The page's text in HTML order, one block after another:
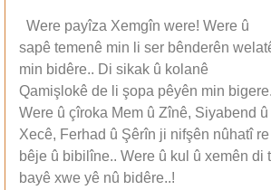
Were payîza Xemgîn were! Were û
sapê temenê min li ser bênderên
min bidêre.. Di sikak û kolanê
Qamişlokê de li şopa pêyên min
Were û çîroka Mem û Zînê, Siyabend û
Xecê, Ferhad û Şêrîn ji nifşên nûhatî re
bêje û bibilîne.. Were û kul û xemên di
bayê xwe yê nû bidêre..!